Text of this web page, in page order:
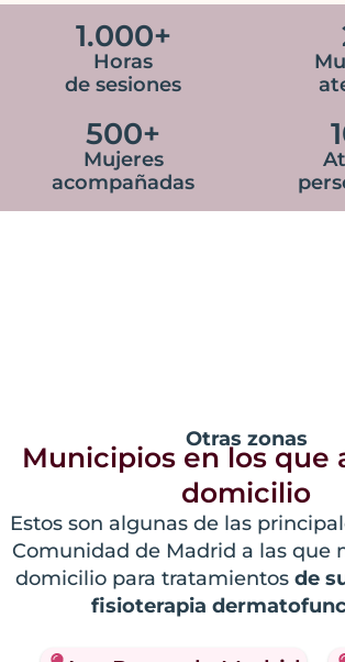
Horas
de sesiones
1.000+
Mujeres
acompañadas
500+
Otras zonas
Municipios en los que
domicilio
Estos son algunas de las
Comunidad de Madrid a las que
domicilio para tratamientos de
fisioterapia